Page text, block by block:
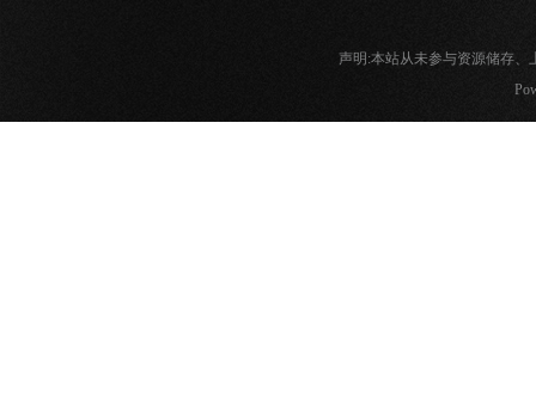
声明:本站从未参与资源储存、